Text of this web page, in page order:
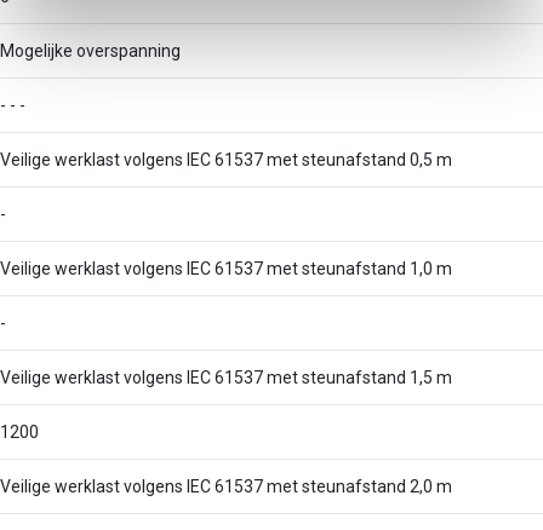
Mogelijke overspanning
- - -
Veilige werklast volgens IEC 61537 met steunafstand 0,5 m
-
Veilige werklast volgens IEC 61537 met steunafstand 1,0 m
-
Veilige werklast volgens IEC 61537 met steunafstand 1,5 m
1200
Veilige werklast volgens IEC 61537 met steunafstand 2,0 m